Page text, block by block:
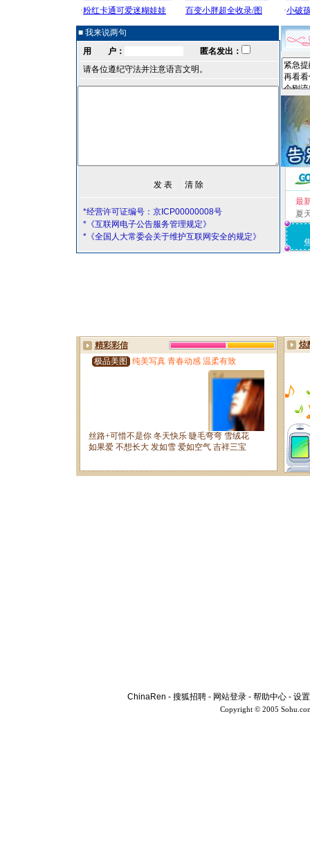
■ 我来说两句
用 户：
匿名发出：
请各位遵纪守法并注意语言文明。
*经营许可证编号：京ICP00000008号
*《互联网电子公告服务管理规定》
*《全国人大常委会关于维护互联网安全的规定》
最
夏
ChinaRen - 搜狐招聘 - 网站登录 - 帮助中心 - 设
Copyright © 2005